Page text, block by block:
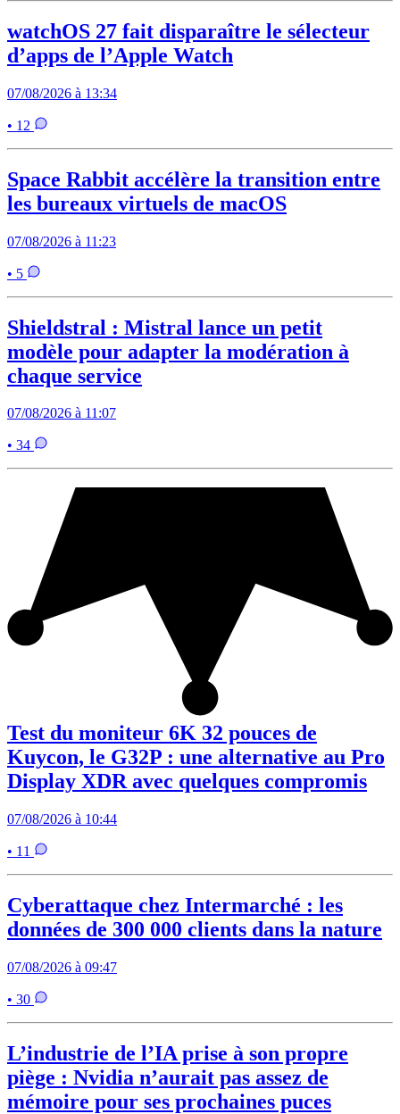
watchOS 27 fait disparaître le sélecteur
d’apps de l’Apple Watch
07/08/2026 à 13:34
• 12
Space Rabbit accélère la transition entre
les bureaux virtuels de macOS
07/08/2026 à 11:23
• 5
Shieldstral : Mistral lance un petit
modèle pour adapter la modération à
chaque service
07/08/2026 à 11:07
• 34
Test du moniteur 6K 32 pouces de
Kuycon, le G32P : une alternative au Pro
Display XDR avec quelques compromis
07/08/2026 à 10:44
• 11
Cyberattaque chez Intermarché : les
données de 300 000 clients dans la nature
07/08/2026 à 09:47
• 30
L’industrie de l’IA prise à son propre
piège : Nvidia n’aurait pas assez de
mémoire pour ses prochaines puces